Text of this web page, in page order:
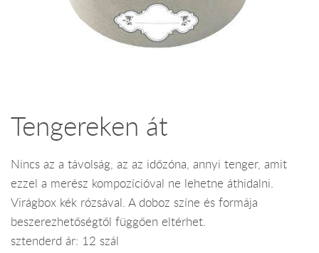
Tengereken át
Nincs az a távolság, az az időzóna, annyi tenger, amit
ezzel a merész kompozícióval ne lehetne áthidalni.
Virágbox kék rózsával. A doboz színe és formája
beszerezhetőségtől függően eltérhet.
sztenderd ár: 12 szál